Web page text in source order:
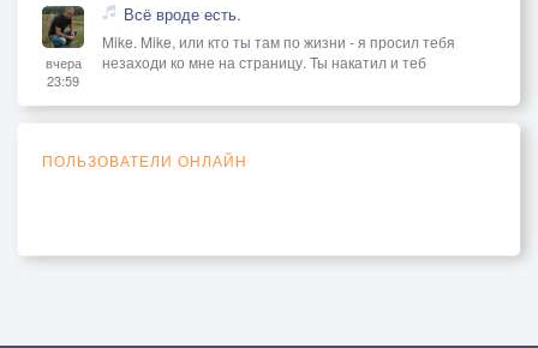
Гад Кондрат и гад Петрусь.
Может быть, надели маски.
Может быть – наоборот...
Ожиданием живёт!
вчера
23:59
Всё вроде есть.
Mike. Mike, или кто ты там по жизни - я просил тебя
незаходи ко мне на страницу. Ты накатил и теб
ПОЛЬЗОВАТЕЛИ ОНЛАЙН